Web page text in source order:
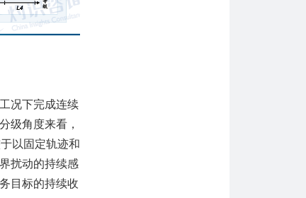
况下完成连续
级角度来看，
以固定轨迹和
扰动的持续感
目标的持续收